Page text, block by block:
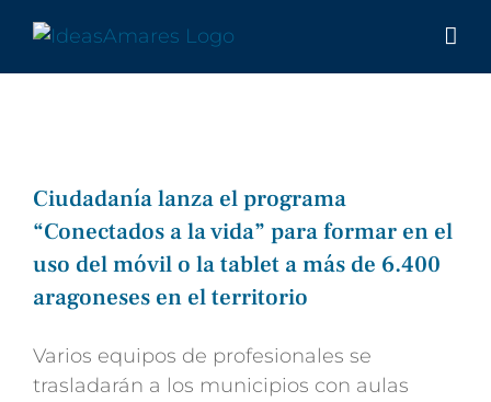
contenido
Ciudadanía lanza el programa
“Conectados a la vida” para formar en el
uso del móvil o la tablet a más de 6.400
aragoneses en el territorio
Varios equipos de profesionales se
trasladarán a los municipios con aulas